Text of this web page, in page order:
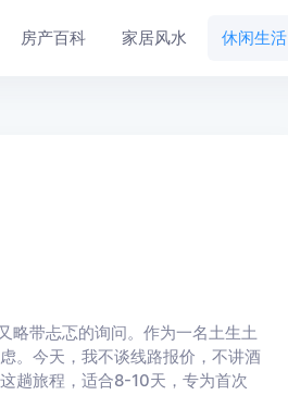
房产百科 家居风水 休闲生活
略带忐忑的询问。作为一名土生土
。今天，我不谈线路报价，不讲酒
趟旅程，适合8-10天，专为首次